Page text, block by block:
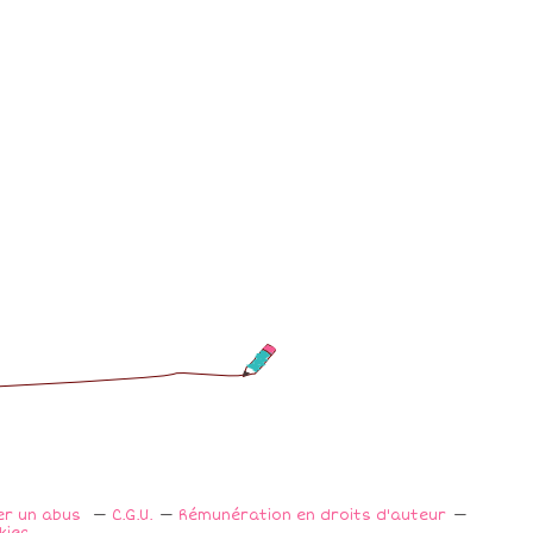
un abus C.G.U.
Rémunération en droits d'auteur